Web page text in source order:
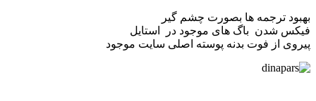
بهبود ترجمه ها بصورت چشم گیر
فیکس شدن باگ های موجود در استایل
پیروی از فوت بدنه پوسته اصلی سایت موجود